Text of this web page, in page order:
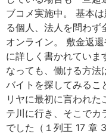
ブコメ実施中。 基本
る個人、法人を問わず
オンライン。 敷金返
に詳しく書かれていま
なっても、働ける方法
バイトを探してみるこ
リヤに最初に言われた
テ川に行き、そこでカ
でした（１列王 17 章 3